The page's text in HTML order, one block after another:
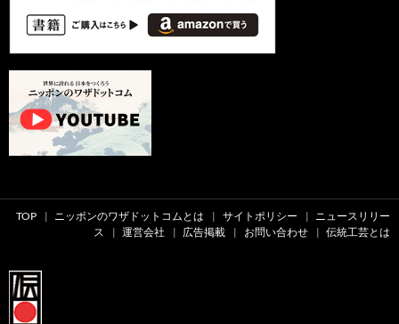
TOP ニッポンのワザドットコムとは サイトポリシー
ニュースリリー
ス
運営会社 広告掲載 お問い合わせ 伝統工芸とは